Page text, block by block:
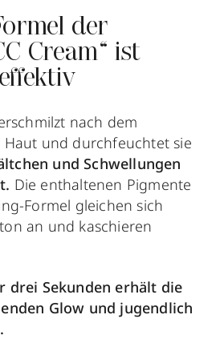
der
Cream“ ist
nach dem
und durchfeuchtet sie
und Schwellungen
Die enthaltenen Pigmente
Formel gleichen sich
an und kaschieren
drei Sekunden erhält die
Glow und jugendlich